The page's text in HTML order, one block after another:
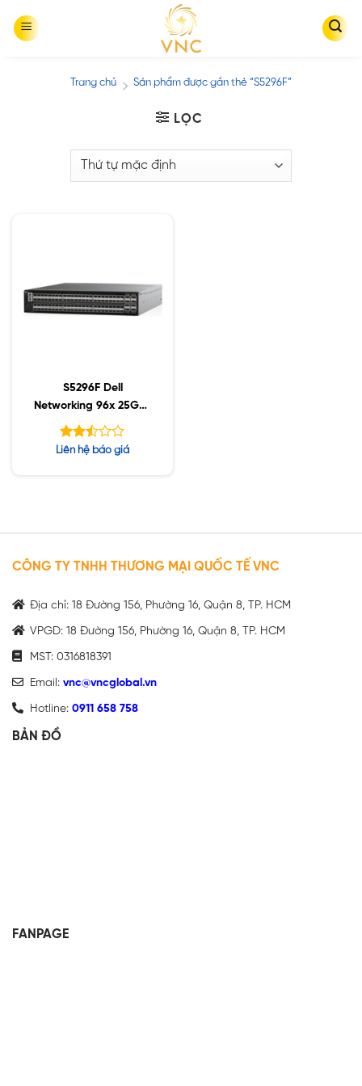
Trang chủ / Sản phẩm được gắn thẻ “S5296F”
LỌC
S5296F Dell
Networking 96x 25GbE
SFP28 / 8x 100GbE
QSFP28 ports
Được
Liên hệ báo giá
CÔNG TY TNHH THƯƠNG MẠI QUỐC TẾ VNC
Địa chỉ: 18 Đường 156, Phường 16, Quận 8, TP. HCM
VPGD: 18 Đường 156, Phường 16, Quận 8, TP. HCM
MST: 0316818391
Email: vnc@vncglobal.vn
Hotline: 0911 658 758
BẢN ĐỒ
FANPAGE